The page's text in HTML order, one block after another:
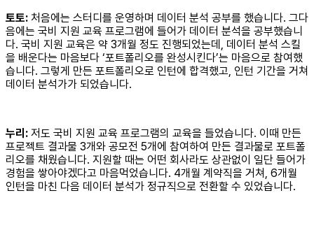
토토: 처음에는 스터디를 운영하며 데이터 분석 공부를 했습니다. 그다
음에는 국비 지원 교육 프로그램에 들어가 데이터 분석을 공부했습니
다. 국비 지원 교육은 약 3개월 정도 진행되었는데, 데이터 분석 스킬
을 배운다는 마음보다 ‘포트폴리오를 완성시킨다’는 마음으로 참여했
습니다. 그렇게 만든 포트폴리오로 인턴에 합격했고, 인턴 기간을 거쳐
데이터 분석가가 되었습니다.
누리: 저도 국비 지원 교육 프로그램의 교육을 들었습니다. 이때 만든
프로젝트 결과물 3개와 공모전 5개에 참여하여 만든 결과물로 포트폴
리오를 채웠습니다. 지원할 때는 어떤 회사라도 상관없이 일단 들어가
경험을 쌓아야겠다고 마음먹었습니다. 4개월 계약직을 거쳐, 6개월
인턴을 마친 다음 데이터 분석가 정규직으로 전환할 수 있었습니다.